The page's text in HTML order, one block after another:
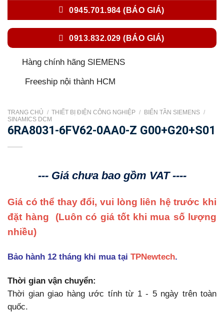
0945.701.984 (BÁO GIÁ)
0913.832.029 (BÁO GIÁ)
Hàng chính hãng SIEMENS
Freeship nội thành HCM
TRANG CHỦ / THIẾT BỊ ĐIỆN CÔNG NGHIỆP / BIẾN TẦN SIEMENS /
SINAMICS DCM
6RA8031-6FV62-0AA0-Z G00+G20+S01
--- Giá chưa bao gồm VAT ----
Giá có thể thay đổi, vui lòng liên hệ trước khi
đặt hàng (Luôn có giá tốt khi mua số lượng
nhiều)
Bảo hành 12 tháng khi mua tại TPNewtech.
Thời gian vận chuyển:
Thời gian giao hàng ước tính từ 1 - 5 ngày trên toàn
quốc.